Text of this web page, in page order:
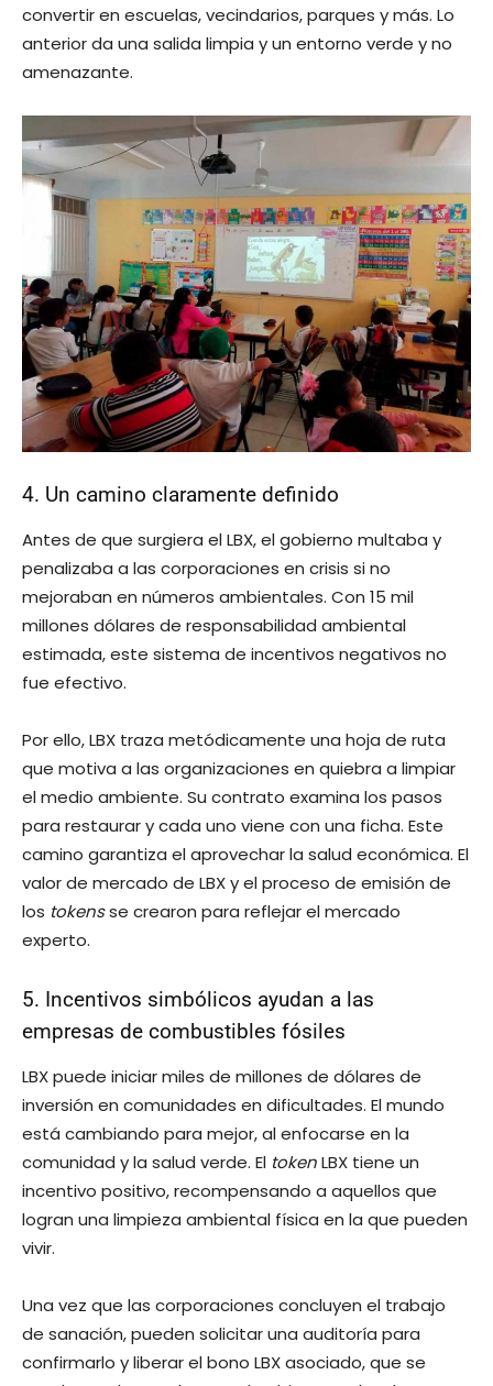
convertir en escuelas, vecindarios, parques y más. Lo
anterior da una salida limpia y un entorno verde y no
amenazante.
4. Un camino claramente definido
Antes de que surgiera el LBX, el gobierno multaba y
penalizaba a las corporaciones en crisis si no
mejoraban en números ambientales. Con 15 mil
millones dólares de responsabilidad ambiental
estimada, este sistema de incentivos negativos no
fue efectivo.
Por ello, LBX traza metódicamente una hoja de ruta
que motiva a las organizaciones en quiebra a limpiar
el medio ambiente. Su contrato examina los pasos
para restaurar y cada uno viene con una ficha. Este
camino garantiza el aprovechar la salud económica. El
valor de mercado de LBX y el proceso de emisión de
los tokensse crearon para reflejar el mercado
experto.
5. Incentivos simbólicos ayudan a las
empresas de combustibles fósiles
LBX puede iniciar miles de millones de dólares de
inversión en comunidades en dificultades. El mundo
está cambiando para mejor, al enfocarse en la
comunidad y la salud verde. El tokenLBX tiene un
incentivo positivo, recompensando a aquellos que
logran una limpieza ambiental física en la que pueden
vivir.
Una vez que las corporaciones concluyen el trabajo
de sanación, pueden solicitar una auditoría para
confirmarlo y liberar el bono LBX asociado, que se